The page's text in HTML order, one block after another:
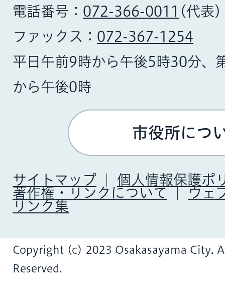
電話番号： 072-366-0011 (代表)
ファックス： 072-367-1254
平日午前9時から午後5時30分、
から午後0時
市役所につ
サイトマップ
個人情報保護ポ
著作権・リンクについて
ウェ
リンク集
Copyright (c) 2023 Osakasayama City.
Reserved.